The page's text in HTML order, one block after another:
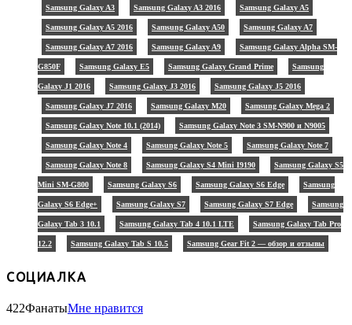
Samsung Galaxy A3 Samsung Galaxy A3 2016 Samsung Galaxy A5
Samsung Galaxy A5 2016 Samsung Galaxy A50 Samsung Galaxy A7
Samsung Galaxy A7 2016 Samsung Galaxy A9 Samsung Galaxy Alpha SM-
G850F Samsung Galaxy E5 Samsung Galaxy Grand Prime Samsung
Galaxy J1 2016 Samsung Galaxy J3 2016 Samsung Galaxy J5 2016
Samsung Galaxy J7 2016 Samsung Galaxy M20 Samsung Galaxy Mega 2
Samsung Galaxy Note 10.1 (2014) Samsung Galaxy Note 3 SM-N900 и N9005
Samsung Galaxy Note 4 Samsung Galaxy Note 5 Samsung Galaxy Note 7
Samsung Galaxy Note 8 Samsung Galaxy S4 Mini I9190 Samsung Galaxy S5
Mini SM-G800 Samsung Galaxy S6 Samsung Galaxy S6 Edge Samsung
Galaxy S6 Edge+ Samsung Galaxy S7 Samsung Galaxy S7 Edge Samsung
Galaxy Tab 3 10.1 Samsung Galaxy Tab 4 10.1 LTE Samsung Galaxy Tab Pro
12.2 Samsung Galaxy Tab S 10.5 Samsung Gear Fit 2 — обзор и отзывы
СОЦИАЛКА
422ФанатыМне нравится